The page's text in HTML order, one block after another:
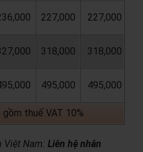
227,000 227,000
318,000 318,000
495,000 495,000
gồm thuế VAT 10%
Việt Nam: Liên hệ nhân